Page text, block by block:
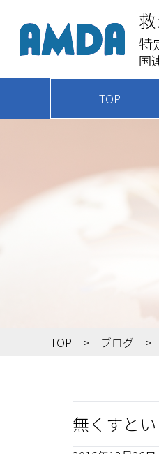
特
国
TOP
TOP ブログ
無くすと